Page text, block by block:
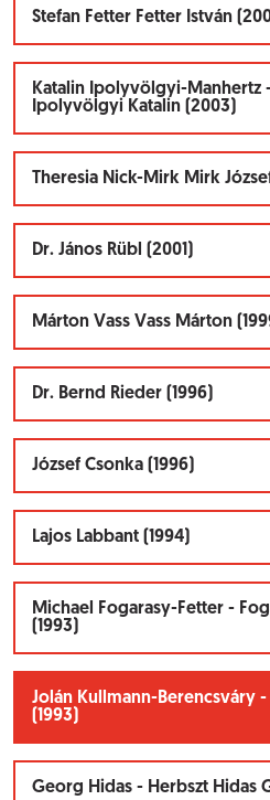
Stefan Fetter Fetter István
Katalin Ipolyvölgyi-Manhertz
Ipolyvölgyi Katalin (2003)
Theresia Nick-Mirk Mirk
Dr. János Rübl (2001)
Márton Vass Vass Márton
Dr. Bernd Rieder (1996)
József Csonka (1996)
Lajos Labbant (1994)
Michael Fogarasy-Fetter -
(1993)
Jolán Kullmann-Berencsváry
(1993)
Georg Hidas - Herbszt Hidas